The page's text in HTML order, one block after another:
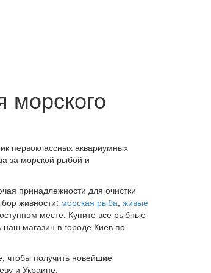
морского
первоклассных аквариумных
за морской рыбой и
принадлежности для очистки
живности: морская рыба, живые
месте. Купите все рыбные
магазин в городе Киев по
чтобы получить новейшие
и Украине.